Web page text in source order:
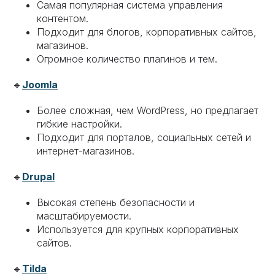
Самая популярная система управления
контентом.
Подходит для блогов, корпоративных сайтов,
магазинов.
Огромное количество плагинов и тем.
🔹 Joomla
Более сложная, чем WordPress, но предлагает
гибкие настройки.
Подходит для порталов, социальных сетей и
интернет-магазинов.
🔹 Drupal
Высокая степень безопасности и
масштабируемости.
Используется для крупных корпоративных
сайтов.
🔹 Tilda